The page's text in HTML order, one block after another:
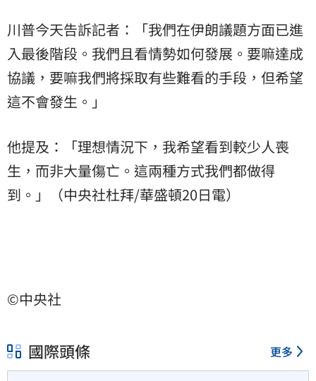
川普今天告訴記者：「我們在伊朗議題方面已進
入最後階段。我們且看情勢如何發展。要嘛達成
協議，要嘛我們將採取有些難看的手段，但希望
這不會發生。」
他提及：「理想情況下，我希望看到較少人喪
生，而非大量傷亡。這兩種方式我們都做得
到。」（中央社杜拜/華盛頓20日電）
©中央社
國際頭條 更多